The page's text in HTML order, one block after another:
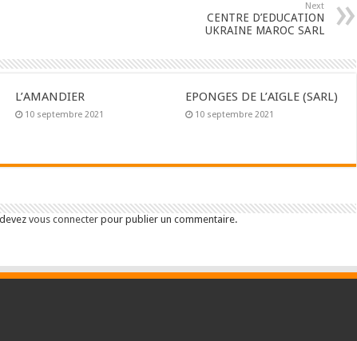
Next
CENTRE D’EDUCATION
UKRAINE MAROC SARL
L’AMANDIER
10 septembre 2021
EPONGES DE L’AIGLE (SARL)
10 septembre 2021
vous connecter pour publier un commentaire.